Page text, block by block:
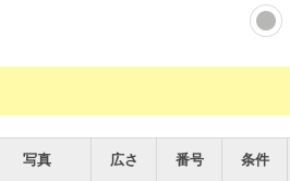
コンビニ・ドラッグストアあり
店あり
り
写真 広さ 番号 条件